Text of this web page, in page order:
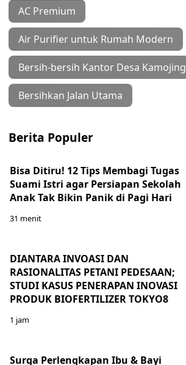
AC Premium
Air Purifier untuk Rumah Modern
Bersih-bersih Kantor Desa Kamojing
Bersihkan Jalan Utama
Berita Populer
Bisa Ditiru! 12 Tips Membagi Tugas
Suami Istri agar Persiapan Sekolah
Anak Tak Bikin Panik di Pagi Hari
31 menit
DIANTARA INVOASI DAN
RASIONALITAS PETANI PEDESAAN;
STUDI KASUS PENERAPAN INOVASI
PRODUK BIOFERTILIZER TOKYO8
1 jam
Surga Perlengkapan Ibu & Bayi